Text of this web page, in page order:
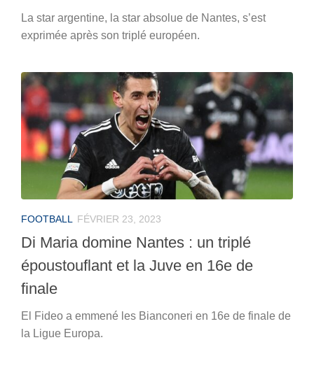
La star argentine, la star absolue de Nantes, s’est
exprimée après son triplé européen.
FOOTBALL FÉVRIER 23, 2023
Di Maria domine Nantes : un triplé
époustouflant et la Juve en 16e de
finale
El Fideo a emmené les Bianconeri en 16e de finale de
la Ligue Europa.